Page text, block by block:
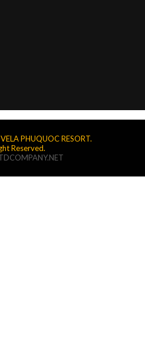
VELA PHUQUOC RESORT.
Reserved.